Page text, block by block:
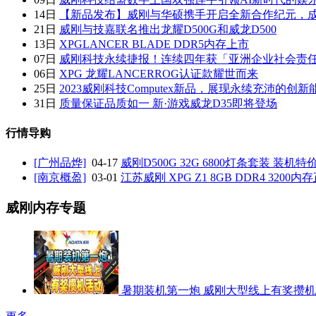
14日
【新品发布】威刚与华硕携手开启全新合作纪元，
21日 威刚与技嘉联名推出龙耀D500G和威龙D500
13日 XPGLANCER BLADE DDR5内存上市
07日 威刚科技永续捷报！连续四年获「亚洲企业社会责
06日 XPG 龙耀LANCERROG认证款耀世而来
25日 2023威刚科技Computex新品，展现永续充沛的创新
31日 质量保证品质如一 新·游戏威龙D35即将登场
行情导购
[广州品烨] 04-17 威刚D500G 32G 6800灯条套装 装机特
[南京概盈] 03-01 江苏威刚 XPG Z1 8GB DDR4 3200内
威刚内存专题
暑期装机第一炮 威刚大型线上有奖攒